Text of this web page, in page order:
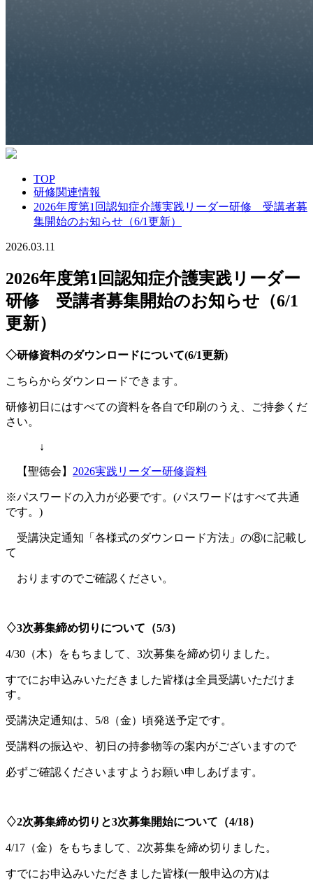
TOP
研修関連情報
2026年度第1回認知症介護実践リーダー研修 受講者募
集開始のお知らせ（6/1更新）
2026.03.11
2026年度第1回認知症介護実践リーダー
研修 受講者募集開始のお知らせ（6/1
更新）
◇研修資料のダウンロードについて(6/1更新)
こちらからダウンロードできます。
研修初日にはすべての資料を各自で印刷のうえ、ご持参くだ
さい。
↓
【聖徳会】 2026実践リーダー研修資料
※パスワードの入力が必要です。(パスワードはすべて共通
です。)
受講決定通知「各様式のダウンロード方法」の⑧に記載し
て
おり ますのでご確認ください。
♢3次募集締め切りについて（5/3）
4/30 （木）をもちまして、3次募集を締め切りました。
すでにお申込みいただきました皆様は全員受講いただけま
す。
受講決定通知は、5/8（金）頃発送予定です。
受講料の振込や、初日の持参物等の案内がございますので
必ずご確認くださいますようお願い申しあげます。
♢2次募集締め切りと3次募集開始について（4/18）
4/17 （金）をもちまして、2次募集を締め切りました。
すでにお申込みいただきました皆様(一般申込の方)は